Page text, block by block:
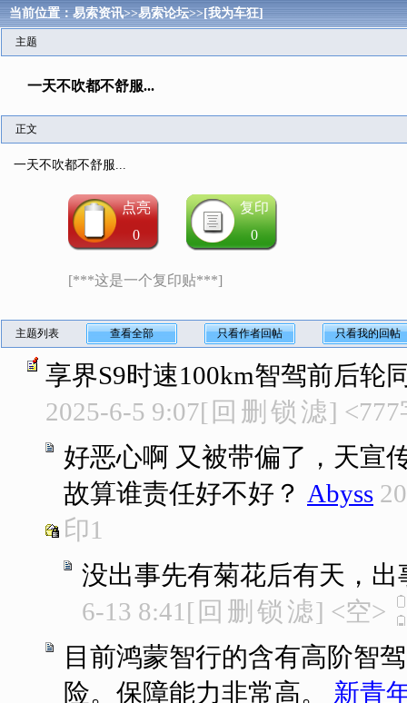
当前位置：易索资讯>>易索论坛>>[我为车狂]
主题
一天不吹都不舒服...
正文
一天不吹都不舒服...
点亮
0
复印
0
[***这是一个复印贴***]
主题列表 查看全部 只看作者回帖 只看我的回帖
享界S9时速100km智驾前后轮
2025-6-5 9:07[ 回 删 锁 滤]
好恶心啊 又被带偏了，天宣
故算谁责任好不好？ Abyss
印1
没出事先有菊花后有天，
6-13 8:41 [ 回 删 锁 滤] <空>
目前鸿蒙智行的含有高阶智
险。保障能力非常高。
新青